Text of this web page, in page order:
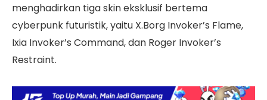
menghadirkan tiga skin eksklusif bertema
cyberpunk futuristik, yaitu X.Borg Invoker’s Flame,
Ixia Invoker’s Command, dan Roger Invoker’s
Restraint.